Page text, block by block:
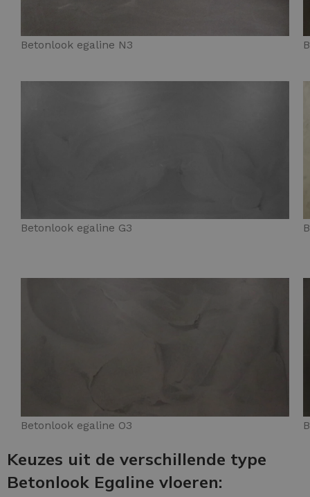
Betonlook egaline N3
Betonlook egaline G3
Betonlook egaline O3
Keuzes uit de verschillende type
Betonlook Egaline vloeren: